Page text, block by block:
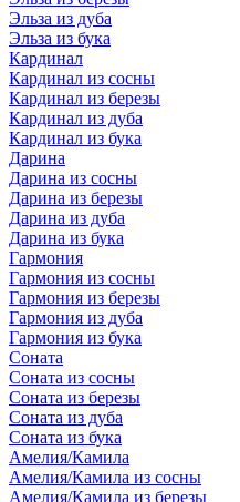
Эльза из дуба
Эльза из бука
Кардинал
Кардинал из сосны
Кардинал из березы
Кардинал из дуба
Кардинал из бука
Дарина
Дарина из сосны
Дарина из березы
Дарина из дуба
Дарина из бука
Гармония
Гармония из сосны
Гармония из березы
Гармония из дуба
Гармония из бука
Соната
Соната из сосны
Соната из березы
Соната из дуба
Соната из бука
Амелия/Камила
Амелия/Камила из сосны
Амелия/Камила из березы